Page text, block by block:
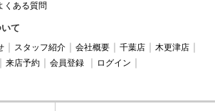
くある質問
て
スタッフ紹介 会社概要 千葉店
木更津店
来店予約 会員登録
ログイン